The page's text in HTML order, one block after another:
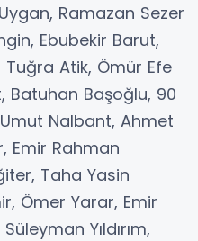
Ramazan Sezer
Ebubekir Barut,
Tuğra Atik, Ömür Efe
Batuhan Başoğlu, 90
Nalbant, Ahmet
Emir Rahman
Taha Yasin
Ömer Yarar, Emir
Yıldırım,